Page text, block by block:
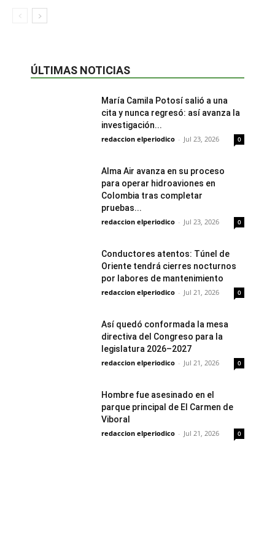
ÚLTIMAS NOTICIAS
María Camila Potosí salió a una
cita y nunca regresó: así avanza la
investigación...
redaccion elperiodico - Jul 23, 2026 0
Alma Air avanza en su proceso
para operar hidroaviones en
Colombia tras completar
pruebas...
redaccion elperiodico - Jul 23, 2026 0
Conductores atentos: Túnel de
Oriente tendrá cierres nocturnos
por labores de mantenimiento
redaccion elperiodico - Jul 21, 2026 0
Así quedó conformada la mesa
directiva del Congreso para la
legislatura 2026–2027
redaccion elperiodico - Jul 21, 2026 0
Hombre fue asesinado en el
parque principal de El Carmen de
Viboral
redaccion elperiodico - Jul 21, 2026 0